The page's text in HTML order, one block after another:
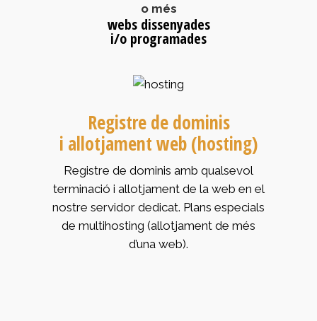
o més
webs dissenyades
i/o programades
Registre de dominis
i allotjament web (hosting)
Registre de dominis amb qualsevol
terminació i allotjament de la web en el
nostre servidor dedicat. Plans especials
de multihosting (allotjament de més
d’una web).